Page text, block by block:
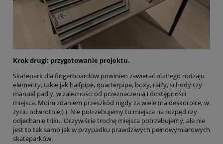
Krok drugi: przygotowanie projektu.
Skatepark dla fingerboardów powinien zawierać różnego rodzaju
elementy, takie jak halfpipe, quarterpipe, boxy, rail'y, schody czy
manual pad'y, w zależności od przeznaczenia i dostępności
miejsca. Moim zdaniem przeszkód nigdy za wiele (na deskorolce, w
życiu odwrotnie;) ). Nie potrzebujemy tu miejsca na rozpęd czy
odjechanie triku. Oczywiście trochę miejsca potrzebujemy, ale nie
jest to tak samo jak w przypadku prawdziwych pełnowymiarowych
skateparków.